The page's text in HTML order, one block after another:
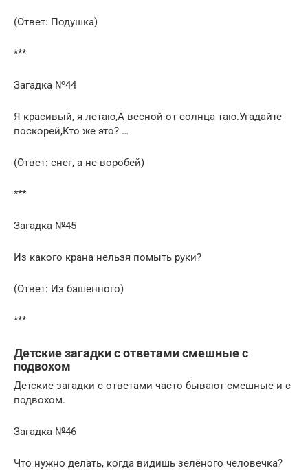
(Ответ: Подушка)
***
Загадка №44
Я красивый, я летаю,А весной от солнца таю.Угадайте
поскорей,Кто же это? …
(Ответ: снег, а не воробей)
***
Загадка №45
Из какого крана нельзя помыть руки?
(Ответ: Из башенного)
***
Детские загадки с ответами смешные с
подвохом
Детские загадки с ответами часто бывают смешные и с
подвохом.
Загадка №46
Что нужно делать, когда видишь зелёного человечка?